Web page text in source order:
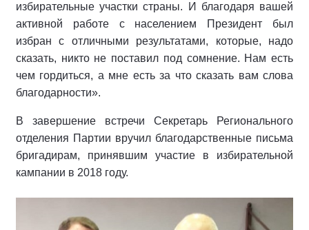
избирательные участки страны. И благодаря вашей
активной работе с населением Президент был
избран с отличными результатами, которые, надо
сказать, никто не поставил под сомнение. Нам есть
чем гордиться, а мне есть за что сказать вам слова
благодарности».
В завершение встречи Секретарь Регионального
отделения Партии вручил благодарственные письма
бригадирам, принявшим участие в избирательной
кампании в 2018 году.